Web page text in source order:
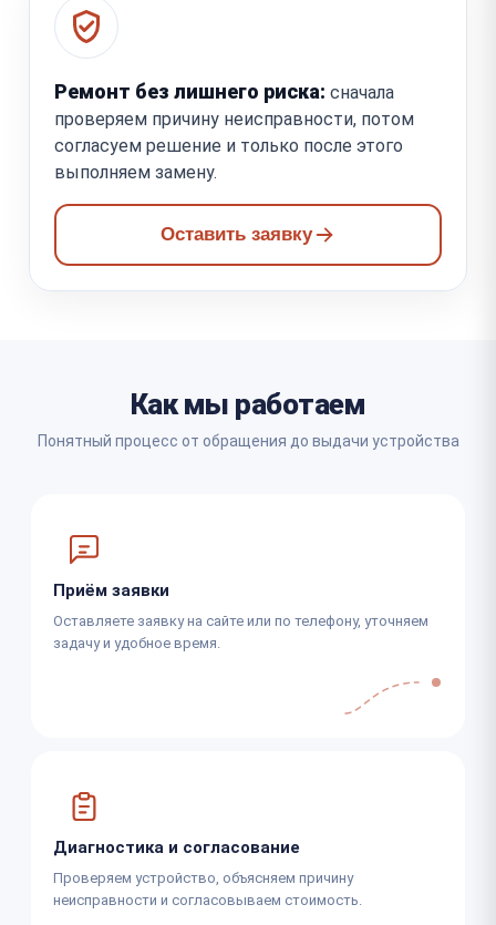
Ремонт без лишнего риска: сначала
проверяем причину неисправности, потом
согласуем решение и только после этого
выполняем замену.
Оставить заявку
Как мы работаем
Понятный процесс от обращения до выдачи устройства
Приём заявки
Оставляете заявку на сайте или по телефону, уточняем
задачу и удобное время.
Диагностика и согласование
Проверяем устройство, объясняем причину
неисправности и согласовываем стоимость.